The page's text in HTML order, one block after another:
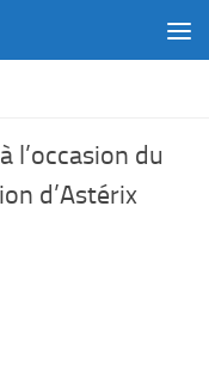
l’occasion du
d’Astérix